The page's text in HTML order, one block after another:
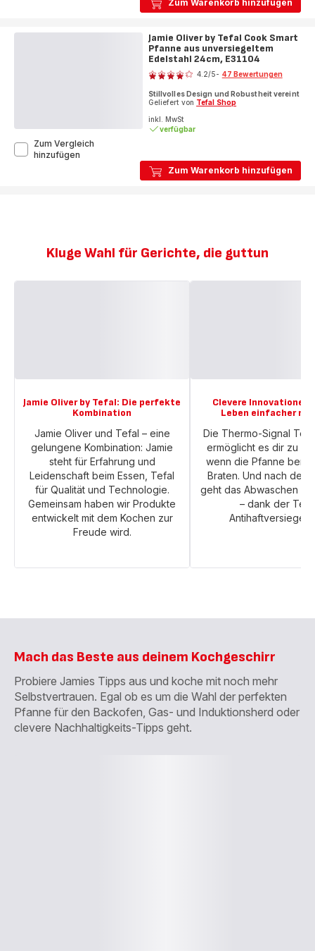
Zum Warenkorb hinzufügen
Zum Warenkorb hinzufügen
Jamie Oliver by Tefal Cook Smart
Pfanne aus unversiegeltem
Edelstahl 24cm, E31104
Bewertung
4.2/5- 47 Bewertungen
Stillvolles Design und Robustheit vereint
Geliefert von Tefal Shop
inkl. MwSt
verfügbar
Zum Vergleich
hinzufügen
Edelstahl
Kluge Wahl für Gerichte, die guttun
Jamie Oliver by Tefal: Die perfekte
Kombination
Jamie Oliver und Tefal – eine
gelungene Kombination: Jamie
steht für Erfahrung und
Leidenschaft beim Essen, Tefal
für Qualität und Technologie.
Gemeinsam haben wir Produkte
entwickelt mit dem Kochen zur
Freude wird.
Clevere Innovationen
Leben einfacher
Die Thermo-Signal
ermöglicht es dir zu
wenn die Pfanne
Braten. Und nach dem
geht das Abwaschen
– dank der
Mach das Beste aus deinem Kochgeschirr
Probiere Jamies Tipps aus und koche mit noch mehr
Selbstvertrauen. Egal ob es um die Wahl der perfekten
Pfanne für den Backofen, Gas- und Induktionsherd oder
clevere Nachhaltigkeits-Tipps geht.